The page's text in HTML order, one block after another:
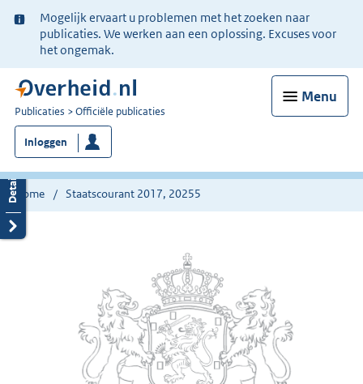
Ter
informatie:
Mogelijk ervaart u problemen met het zoeken naar
publicaties. We werken aan een oplossing. Excuses voor
het ongemak.
Menu
U
bent
nu
hier:
Publicaties Officiële publicaties
Inloggen
Home Staatscourant 2017, 20255